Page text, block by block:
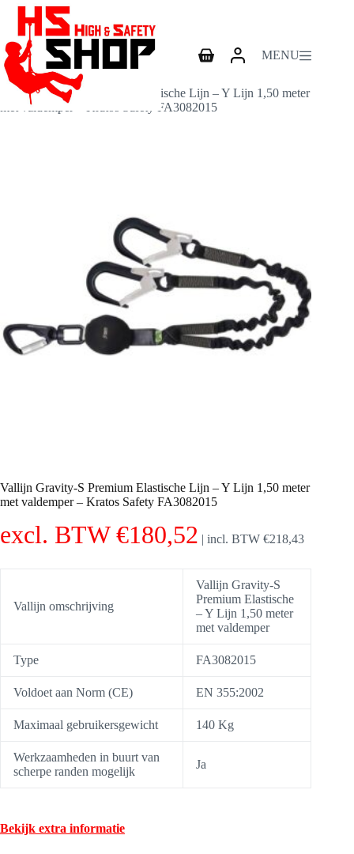
Skip
content
Shopping
MENU
Home
Vallijnen
Vallijn Gravity-S Premium Elastische Lijn – Y Lijn 1,50 meter
met valdemper – Kratos Safety FA3082015
Vallijn Gravity-S Premium Elastische Lijn – Y Lijn 1,50 meter
met valdemper – Kratos Safety FA3082015
excl. BTW€180,52 | incl. BTW €218,43
Vallijn omschrijving
Vallijn Gravity-S
Premium Elastische
– Y Lijn 1,50 meter
met valdemper
Type FA3082015
Voldoet aan Norm (CE) EN 355:2002
Maximaal gebruikersgewicht 140 Kg
Werkzaamheden in buurt van
scherpe randen mogelijk
Ja
Bekijk extra informatie